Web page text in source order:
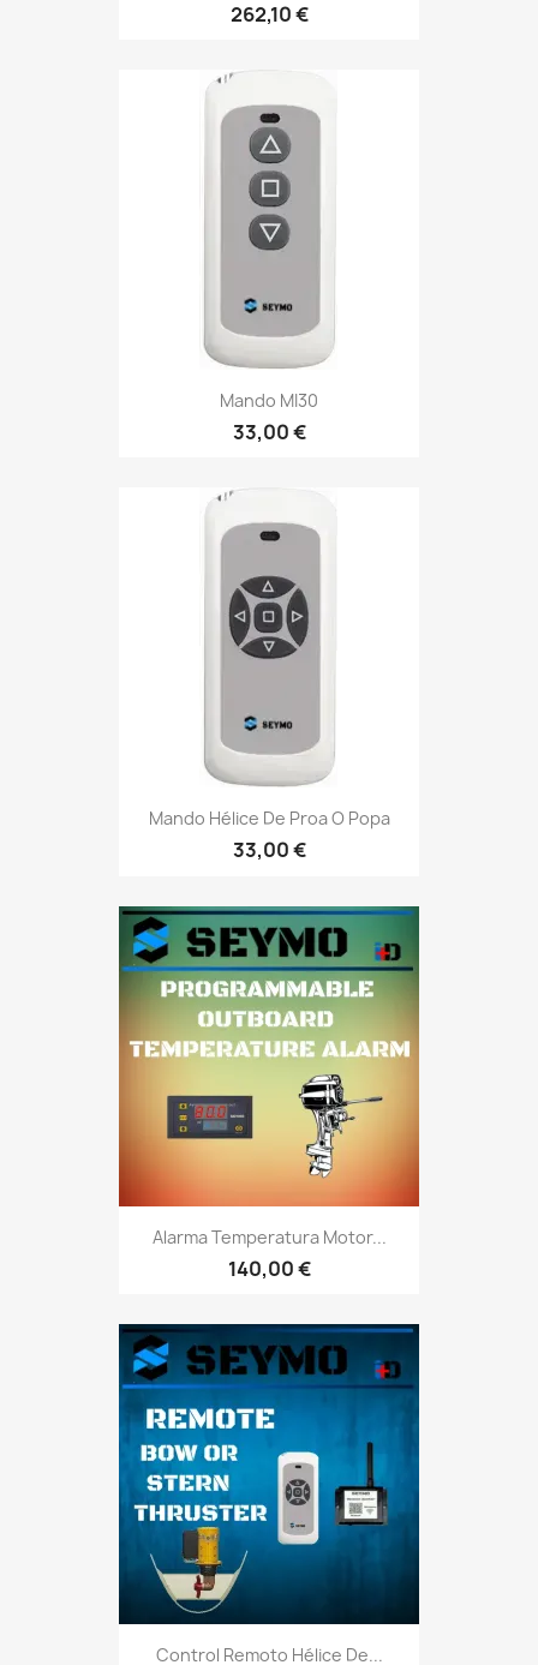
262,10 €
Mando MI30
33,00 €
Mando Hélice De Proa O Popa
33,00 €
Alarma Temperatura Motor...
140,00 €
Control Remoto Hélice De...